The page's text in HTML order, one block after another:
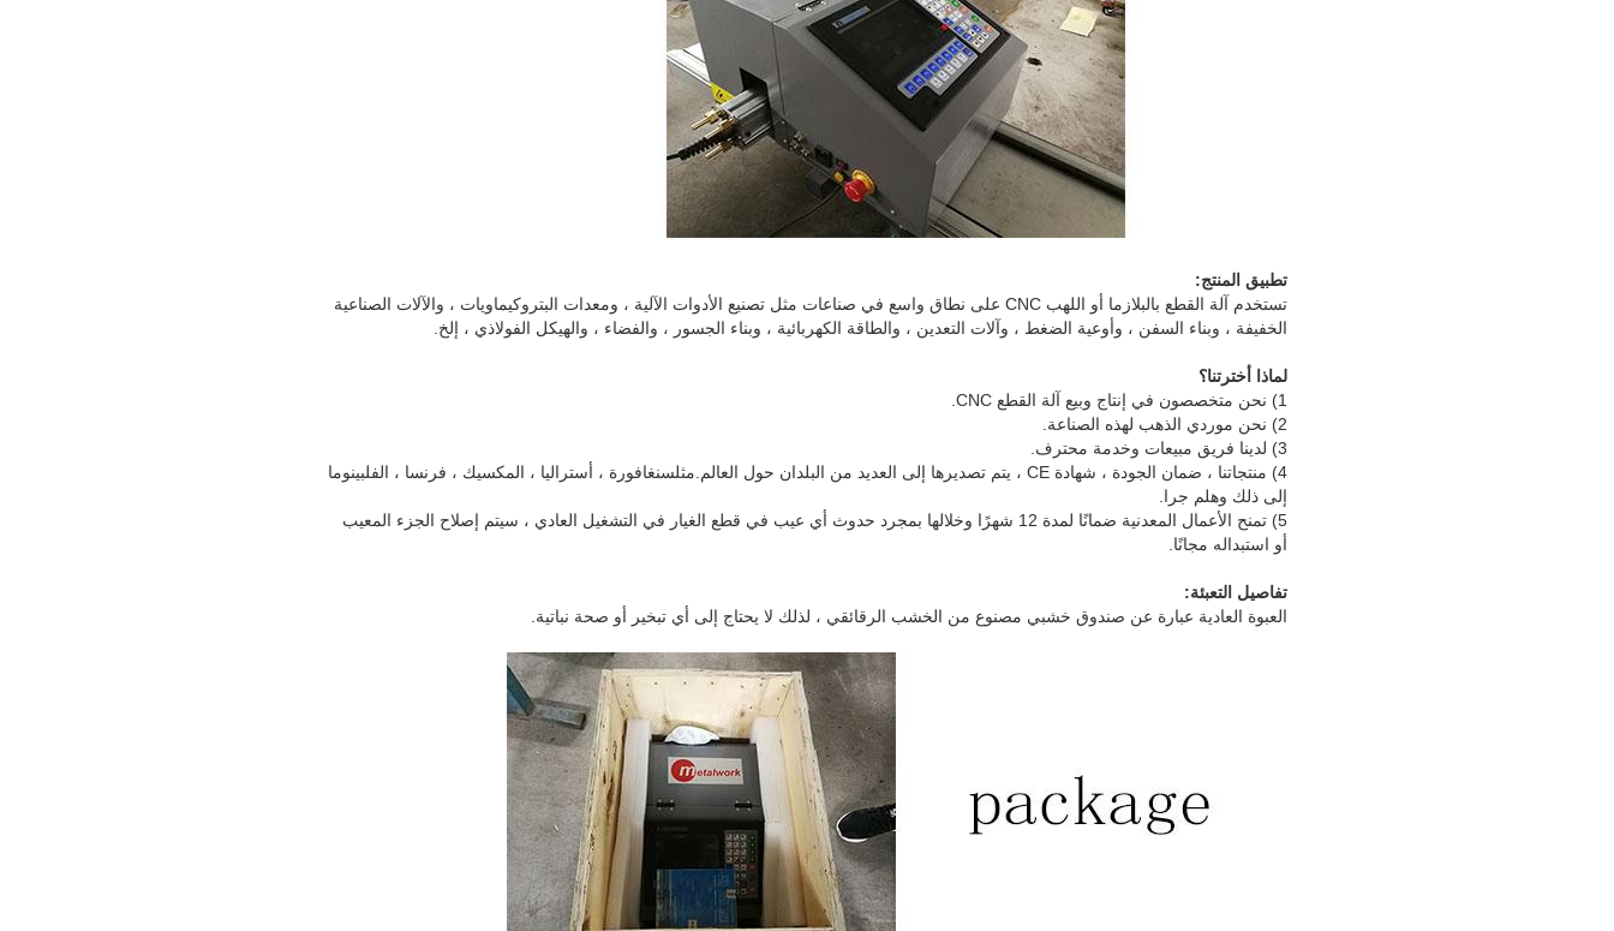
تطبيق المنتج:
تستخدم آلة القطع بالبلازما أو اللهب CNC على نطاق واسع في صناعات مثل تصنيع الأدوات الآلية ، ومعدات البتروكيماويات ، والآلات الصناعية
الخفيفة ، وبناء السفن ، وأوعية الضغط ، وآلات التعدين ، والطاقة الكهربائية ، وبناء الجسور ، والفضاء ، والهيكل الفولاذي ، إلخ.
لماذا أخترتنا؟
1) نحن متخصصون في إنتاج وبيع آلة القطع CNC.
2) نحن موردي الذهب لهذه الصناعة.
3) لدينا فريق مبيعات وخدمة محترف.
4) منتجاتنا ، ضمان الجودة ، شهادة CE ، يتم تصديرها إلى العديد من البلدان حول العالم.مثل
سنغافورة ، أستراليا ، المكسيك ، فرنسا ، الفلبينوما
إلى ذلك وهلم جرا.
5) تمنح الأعمال المعدنية ضمانًا لمدة 12 شهرًا وخلالها بمجرد حدوث أي عيب في قطع الغيار في التشغيل العادي ، سيتم إصلاح الجزء المعيب
أو استبداله مجانًا.
تفاصيل التعبئة:
العبوة العادية عبارة عن صندوق خشبي مصنوع من الخشب الرقائقي ، لذلك لا يحتاج إلى أي تبخير أو صحة نباتية.